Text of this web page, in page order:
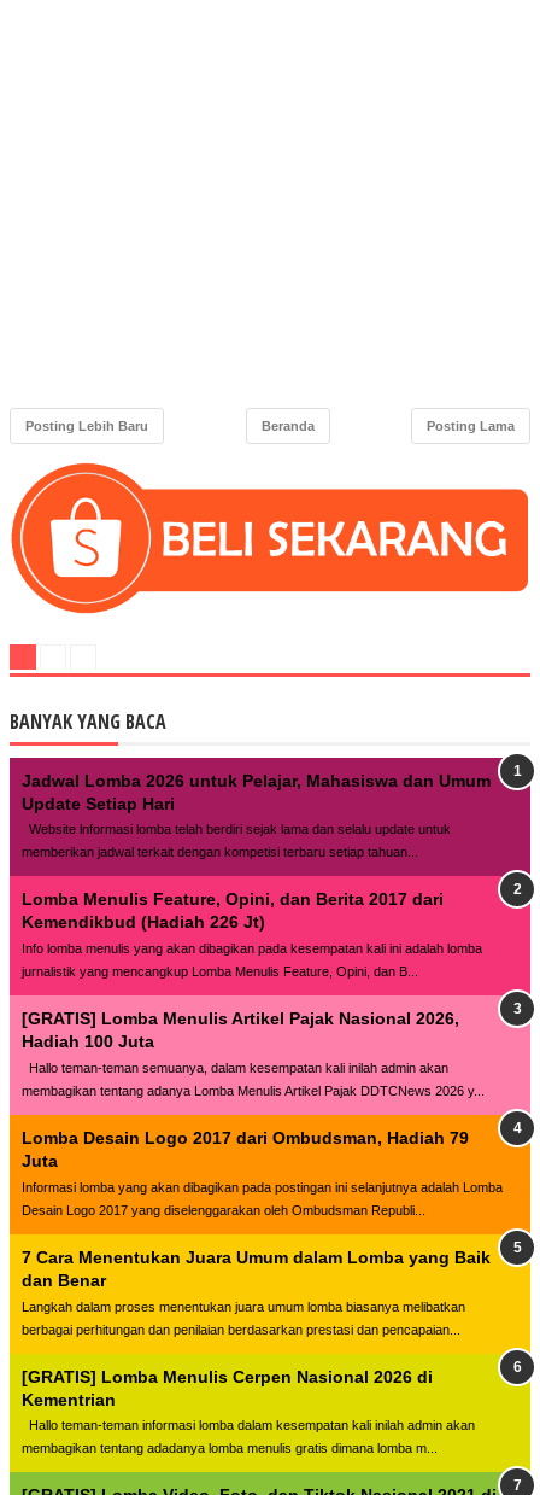
Posting Lebih Baru Posting Lama
Beranda
BANYAK YANG BACA
Jadwal Lomba 2026 untuk Pelajar, Mahasiswa dan Umum
Update Setiap Hari
Website lnformasi lomba telah berdiri sejak lama dan selalu update untuk
memberikan jadwal terkait dengan kompetisi terbaru setiap tahuan...
Lomba Menulis Feature, Opini, dan Berita 2017 dari
Kemendikbud (Hadiah 226 Jt)
Info lomba menulis yang akan dibagikan pada kesempatan kali ini adalah lomba
jurnalistik yang mencangkup Lomba Menulis Feature, Opini, dan B...
[GRATIS] Lomba Menulis Artikel Pajak Nasional 2026,
Hadiah 100 Juta
Hallo teman-teman semuanya, dalam kesempatan kali inilah admin akan
membagikan tentang adanya Lomba Menulis Artikel Pajak DDTCNews 2026 y...
Lomba Desain Logo 2017 dari Ombudsman, Hadiah 79
Juta
Informasi lomba yang akan dibagikan pada postingan ini selanjutnya adalah Lomba
Desain Logo 2017 yang diselenggarakan oleh Ombudsman Republi...
7 Cara Menentukan Juara Umum dalam Lomba yang Baik
dan Benar
Langkah dalam proses menentukan juara umum lomba biasanya melibatkan
berbagai perhitungan dan penilaian berdasarkan prestasi dan pencapaian...
[GRATIS] Lomba Menulis Cerpen Nasional 2026 di
Kementrian
Hallo teman-teman informasi lomba dalam kesempatan kali inilah admin akan
membagikan tentang adadanya lomba menulis gratis dimana lomba m...